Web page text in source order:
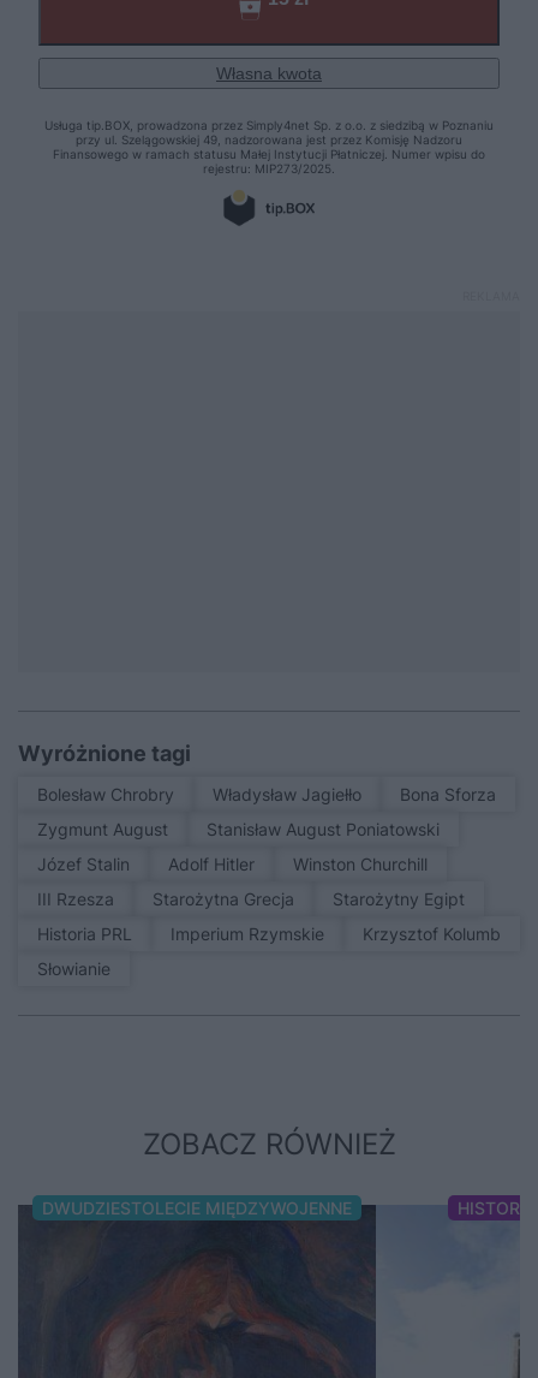
Wyróżnione tagi
Bolesław Chrobry Władysław Jagiełło
Bona Sforza
Zygmunt August
Stanisław August Poniatowski
Józef Stalin
Adolf Hitler
Winston Churchill
III Rzesza
Starożytna Grecja
Starożytny Egipt
Historia PRL
Imperium Rzymskie
Krzysztof Kolumb
Słowianie
ZOBACZ RÓWNIEŻ
DWUDZIESTOLECIE MIĘDZYWOJENNE